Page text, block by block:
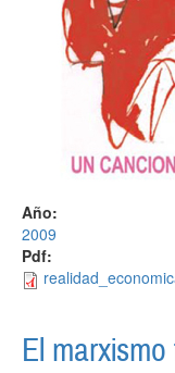
Año:
2009
Pdf:
El